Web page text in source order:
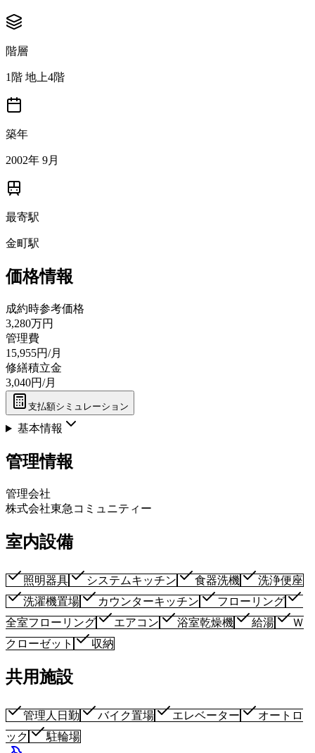
階層
1階 地上4階
築年
2002年 9月
最寄駅
金町駅
価格情報
成約時参考価格
3,280万円
管理費
15,955円/月
修繕積立金
3,040円/月
支払額シミュレーション
基本情報
管理情報
管理会社
株式会社東急コミュニティー
室内設備
照明器具 システムキッチン 食器洗機
洗浄便座
洗濯機置場
カウンターキッチン
フローリング
全室フローリング
エアコン 浴室乾燥機 給湯
Ｗ
クローゼット
収納
共用施設
管理人日勤 バイク置場 エレベーター
オートロ
ック
駐輪場